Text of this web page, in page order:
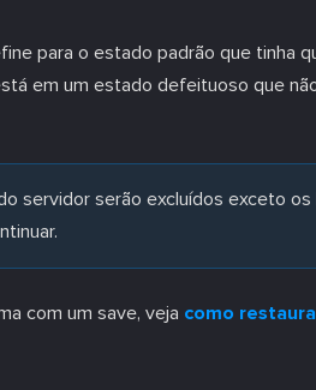
para o estado padrão que tinha
em um estado defeituoso que
servidor serão excluídos exceto os
com um save, veja como